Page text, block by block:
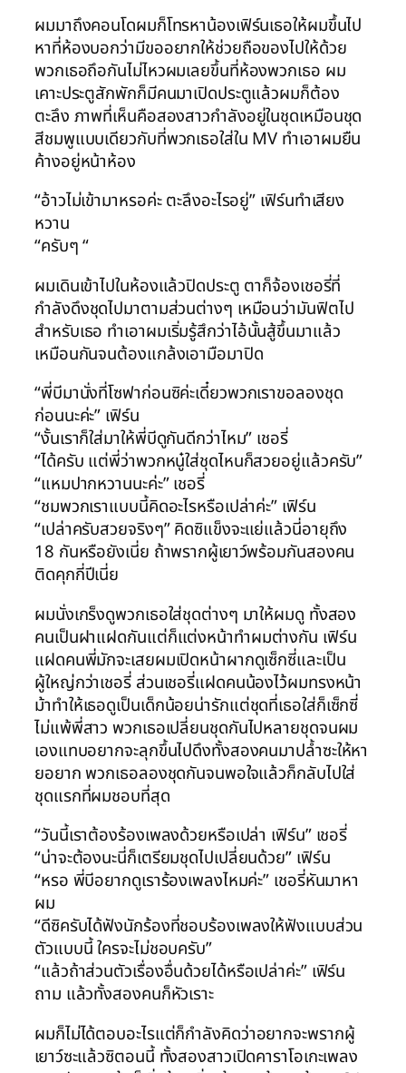
ผมมาถึงคอนโดผมก็โทรหาน้องเฟิร์นเธอให้ผมขึ้นไป
หาที่ห้องบอกว่ามีขออยากให้ช่วยถือของไปให้ด้วย
พวกเธอถึอกันไม่ไหวผมเลยขึ้นที่ห้องพวกเธอ ผม
เคาะประตูสักพักก็มีคนมาเปิดประตูแล้วผมก็ต้อง
ตะลึง ภาพที่เห็นคือสองสาวกำลังอยู่ในชุดเหมือนชุด
สีชมพูแบบเดียวกับที่พวกเธอใส่ใน MV ทำเอาผมยืน
ค้างอยู่หน้าห้อง
“อ้าวไม่เข้ามาหรอค่ะ ตะลึงอะไรอยู่” เฟิร์นทำเสียง
หวาน
“ครับๆ “
ผมเดินเข้าไปในห้องแล้วปิดประตู ตาก็จ้องเชอรี่ที่
กำลังดึงชุดไปมาตามส่วนต่างๆ เหมือนว่ามันฟิตไป
สำหรับเธอ ทำเอาผมเริ่มรู้สึกว่าไอ้นั้นสู้ขึ้นมาแล้ว
เหมือนกันจนต้องแกล้งเอามือมาปิด
“พี่บีมานั่งที่โซฟาก่อนซิค่ะเดี๋ยวพวกเราขอลองชุด
ก่อนนะค่ะ” เฟิร์น
“งั้นเราก็ใส่มาให้พี่บีดูกันดีกว่าไหม” เชอรี่
“ได้ครับ แต่พี่ว่าพวกหนู๋ใส่ชุดไหนก็สวยอยู่แล้วครับ”
“แหมปากหวานนะค่ะ” เชอรี่
“ชมพวกเราแบบนี้คิดอะไรหรือเปล่าค่ะ” เฟิร์น
“เปล่าครับสวยจริงๆ” คิดซิแข็งจะแย่แล้วนี่อายุถึง
18 กันหรือยังเนี่ย ถ้าพรากผู้เยาว์พร้อมกันสองคน
ติดคุกกี่ปีเนี่ย
ผมนั่งเกร็งดูพวกเธอใส่ชุดต่างๆ มาให้ผมดู ทั้งสอง
คนเป็นฝาแฝดกันแต่ก็แต่งหน้าทำผมต่างกัน เฟิร์น
แฝดคนพี่มักจะเสยผมเปิดหน้าผากดูเซ็กซี่และเป็น
ผู้ใหญ่กว่าเชอรี่ ส่วนเชอรี่แฝดคนน้องไว้ผมทรงหน้า
ม้าทำให้เธอดูเป็นเด็กน้อยน่ารักแต่ชุดที่เธอใส่ก็เซ็กซี่
ไม่แพ้พี่สาว พวกเธอเปลี่ยนชุดกันไปหลายชุดจนผม
เองแทบอยากจะลุกขึ้นไปดึงทั้งสองคนมาปล้ำซะให้หา
ยอยาก พวกเธอลองชุดกันจนพอใจแล้วก็กลับไปใส่
ชุดแรกที่ผมชอบที่สุด
“วันนี้เราต้องร้องเพลงด้วยหรือเปล่า เฟิร์น” เชอรี่
“น่าจะต้องนะนี่ก็เตรียมชุดไปเปลี่ยนด้วย” เฟิร์น
“หรอ พี่บีอยากดูเราร้องเพลงไหมค่ะ” เชอรี่หันมาหา
ผม
“ดีซิครับได้ฟังนักร้องที่ชอบร้องเพลงให้ฟังแบบส่วน
ตัวแบบนี้ ใครจะไม่ชอบครับ”
“แล้วถ้าส่วนตัวเรื่องอื่นด้วยได้หรือเปล่าค่ะ” เฟิร์น
ถาม แล้วทั้งสองคนก็หัวเราะ
ผมก็ไม่ได้ตอบอะไรแต่ก็กำลังคิดว่าอยากจะพรากผู้
เยาว์ซะแล้วซิตอนนี้ ทั้งสองสาวเปิดคาราโอเกะเพลง